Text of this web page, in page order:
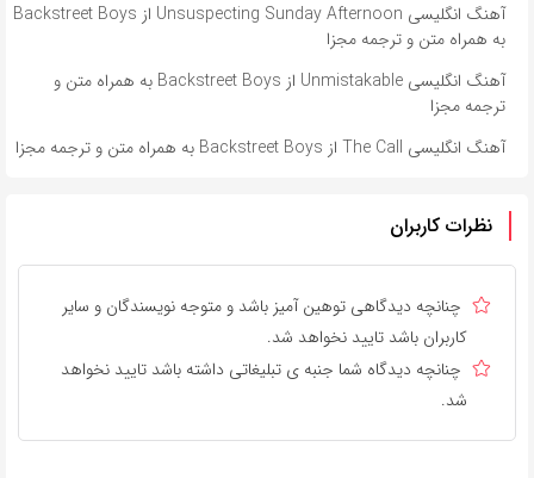
آهنگ انگلیسی Unsuspecting Sunday Afternoon از Backstreet Boys
به همراه متن و ترجمه مجزا
آهنگ انگلیسی Unmistakable از Backstreet Boys به همراه متن و
ترجمه مجزا
آهنگ انگلیسی The Call از Backstreet Boys به همراه متن و ترجمه مجزا
نظرات کاربران
چنانچه دیدگاهی توهین آمیز باشد و متوجه نویسندگان و سایر
کاربران باشد تایید نخواهد شد.
چنانچه دیدگاه شما جنبه ی تبلیغاتی داشته باشد تایید نخواهد
شد.